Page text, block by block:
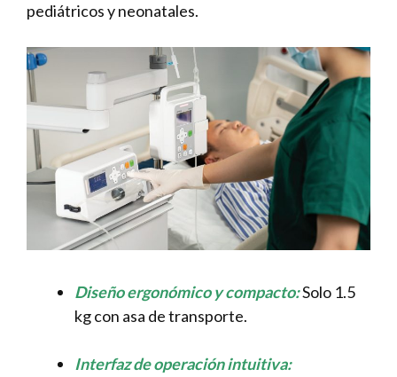
pediátricos y neonatales.
Diseño ergonómico y compacto:Solo 1.5
kg con asa de transporte.
Interfaz de operación intuitiva: